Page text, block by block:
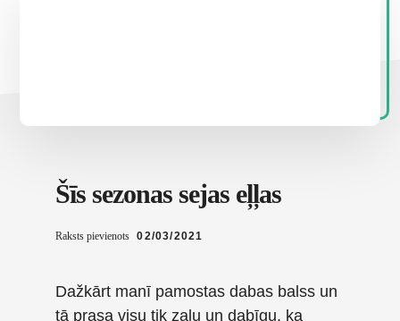
Šīs sezonas sejas eļļas
Raksts pievienots 02/03/2021
Dažkārt manī pamostas dabas balss un
tā prasa visu tik zaļu un dabīgu, ka